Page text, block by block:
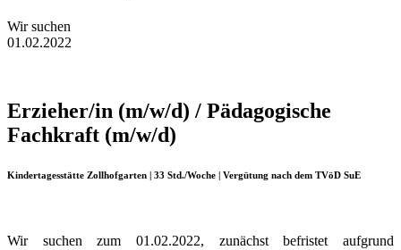
Wir suchen
01.02.2022
Erzieher/in (m/w/d) / Pädagogische
Fachkraft (m/w/d)
Kindertagesstätte Zollhofgarten | 33 Std./Woche | Vergütung nach dem TVöD SuE
Wir suchen zum 01.02.2022, zunächst befristet aufgrund